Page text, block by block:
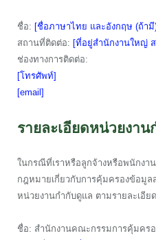
ชื่อ: [ชื่อภาษาไทย และอังกฤษ (ถ้ามี
สถานที่ติดต่อ: [ที่อยู่สำนักงานใหญ่
ช่องทางการติดต่อ:
[โทรศัพท์]
[email]
รายละเอียดหน่วยงา
ในกรณีที่เราหรือลูกจ้างหรือพนักงา
กฎหมายเกี่ยวกับการคุ้มครองข้อมู
หน่วยงานกำกับดูแล ตามรายละเอีย
ชื่อ: สำนักงานคณะกรรมการคุ้มคร